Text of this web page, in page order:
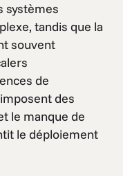
systèmes
tandis que la
souvent
de
des
le manque de
le déploiement